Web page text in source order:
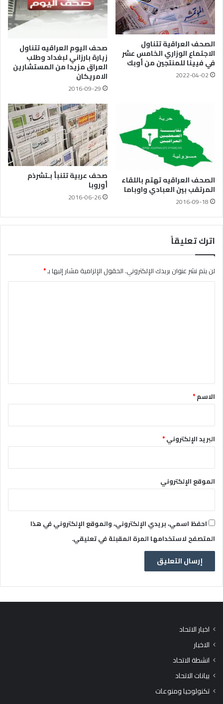
الصحف العراقية تتناول
الاجتماع الوزاري الخامس عشر
في فيينا للمنتجين من أوبك
2022-04-02
صحف اليوم العراقيه تتناول
زيارة بارزاني لبغداد وطلب
العراق مزيدا من المستشارين
الامريكان
2016-09-29
الصحف العراقيه تهتم باللقاء
المرتقب بين العبادي واوباما
2016-09-18
صحف عربية تتنبأ بـتشرذم
أوروبا
2016-06-26
اترك تعليقاً
لن يتم نشر عنوان بريدك الإلكتروني.الحقول الإلزامية مشار إليها بـ*
*الاسم*
البريد الإلكتروني*
الموقع الإلكتروني
احفظ اسمي، بريدي الإلكتروني، والموقع الإلكتروني في هذا
المتصفح لاستخدامها المرة المقبلة في تعليقي.
اخبار الاتحاد
الاخبار
انشطة الاتحاد
بيانات الاتحاد
تكنولوجيا ومنوعات